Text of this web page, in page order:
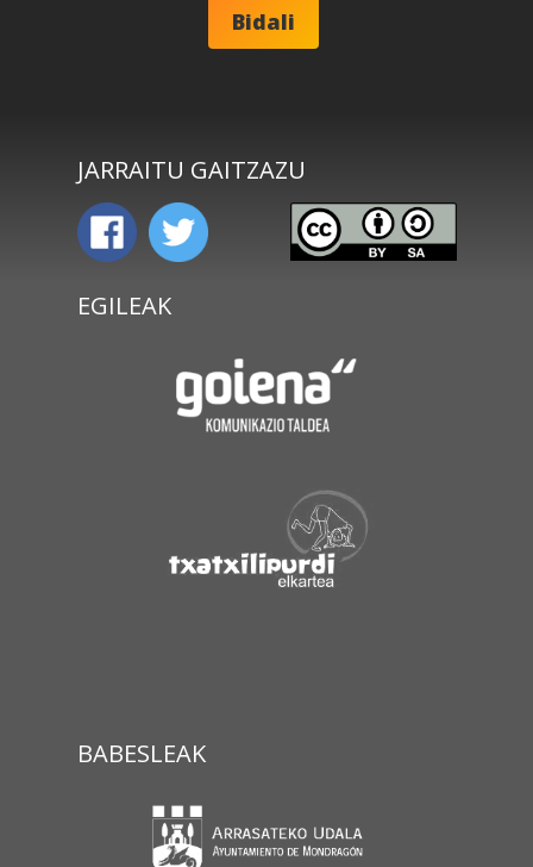
JARRAITU GAITZAZU
EGILEAK
BABESLEAK